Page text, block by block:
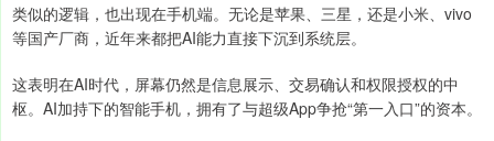
类似的逻辑，也出现在手机端。无论是苹果、三星，还是小米、vivo
等国产厂商，近年来都把AI能力直接下沉到系统层。
这表明在AI时代，屏幕仍然是信息展示、交易确认和权限授权的中
枢。AI加持下的智能手机，拥有了与超级App争抢“第一入口”的资本。